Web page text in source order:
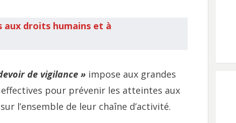
droits humains et à
de vigilance »impose aux grandes
pour prévenir les atteintes aux
l’ensemble de leur chaîne d’activité.